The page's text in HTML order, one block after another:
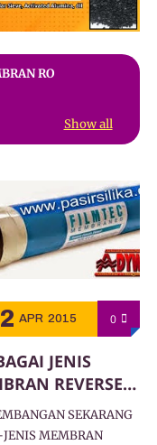
RO
Show all
APR 2015 0
JENIS
REVERSE
(RO) | JUAL
RO
SEKARANG
MEMBRAN